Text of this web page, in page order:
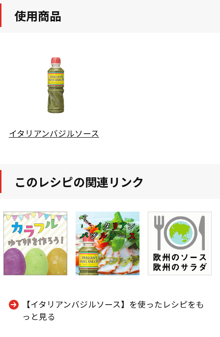
使用商品
イタリアンバジルソース
このレシピの関連リンク
【イタリアンバジルソース】を使ったレシピをも
っと見る